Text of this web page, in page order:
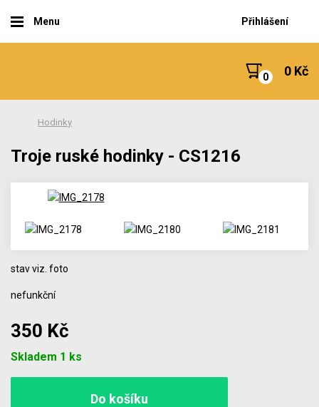
Menu Přihlášení
0 Kč
Hodinky
Troje ruské hodinky - CS1216
stav viz. foto
nefunkční
350 Kč
Skladem 1 ks